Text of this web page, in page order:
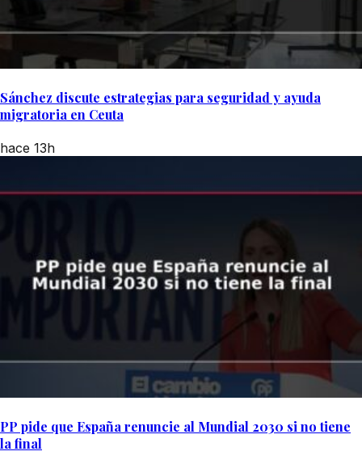
Sánchez discute estrategias para seguridad y ayuda
migratoria en Ceuta
hace 13h
PP pide que España renuncie al Mundial 2030 si no tiene
la final